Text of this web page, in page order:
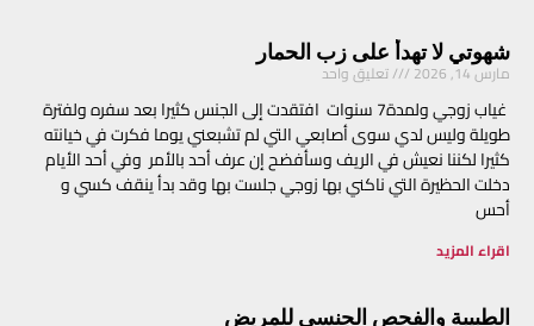
شهوتي لا تهدأ على زب الحمار
مارس 14, 2026 تعليق واحد
غياب زوجي ولمدة7 سنوات افتقدت إلى الجنس كثيرا بعد سفره ولفترة
طويلة وليس لدي سوى أصابعي التي لم تشبعني يوما فكرت في خيانته
كثيرا لكننا نعيش في الريف وسأفضح إن عرف أحد بالأمر وفي أحد الأيام
دخلت الحظيرة التي ناكني بها زوجي جلست بها وقد بدأ ينقف كسي و
أحس
اقراء المزيد
الطبيبة والفحص الجنسي للمريض